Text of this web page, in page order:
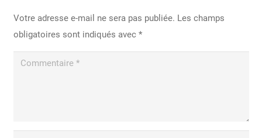
Votre adresse e-mail ne sera pas publiée. Les champs
obligatoires sont indiqués avec *